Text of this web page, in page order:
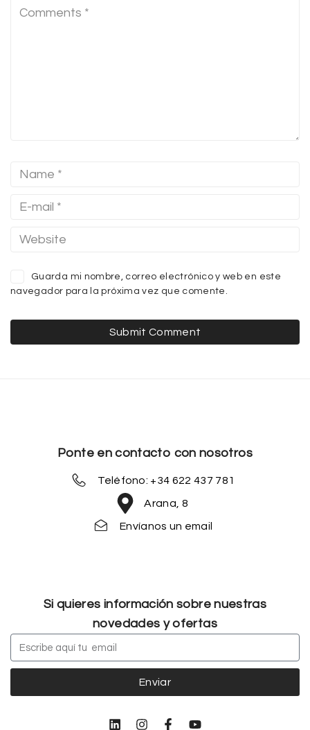
Guarda mi nombre, correo electrónico y web en este
navegador para la próxima vez que comente.
Ponte en contacto con nosotros
Teléfono: +34 622 437 781
Arana, 8
Envíanos un email
Si quieres información sobre nuestras
novedades y ofertas
Enviar